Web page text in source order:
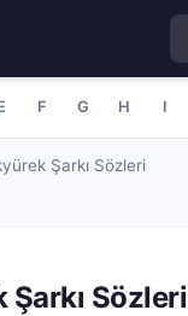
F G H I
Şarkı Sözleri
Sözleri